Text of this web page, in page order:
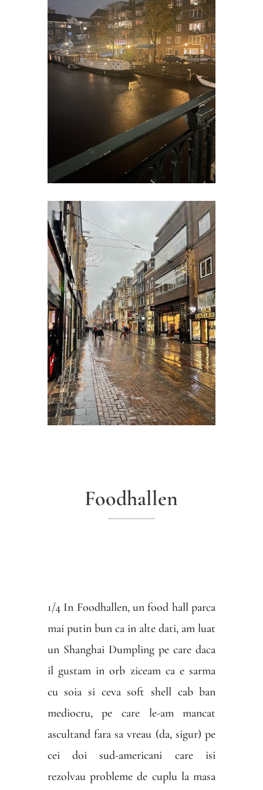
Foodhallen
1/4 In Foodhallen, un food hall parca
mai putin bun ca in alte dati, am luat
un Shanghai Dumpling pe care daca
il gustam in orb ziceam ca e sarma
cu soia si ceva soft shell cab ban
mediocru, pe care le-am mancat
ascultand fara sa vreau (da, sigur) pe
cei doi sud-americani care isi
rezolvau probleme de cuplu la masa